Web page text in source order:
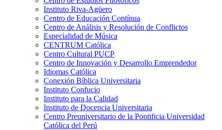
Instituto Riva-Agüero
Centro de Educación Contínua
Centro de Análisis y Resolución de Conflictos
Especialidad de Música
CENTRUM Católica
Centro Cultural PUCP
Centro de Innovación y Desarrollo Emprendedor
Idiomas Católica
Conexión Bíblica Universitaria
Instituto Confucio
Instituto para la Calidad
Instituto de Docencia Universitaria
Centro Preuniversitario de la Pontificia Universidad
Católica del Perú